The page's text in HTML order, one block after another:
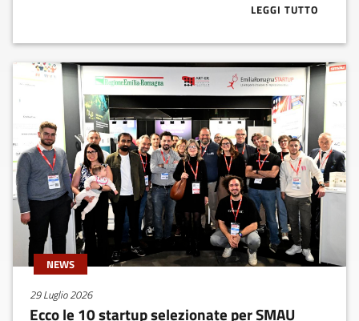
LEGGI TUTTO
ABOUT
NEWS
29 Luglio 2026
Ecco le 10 startup selezionate per SMAU